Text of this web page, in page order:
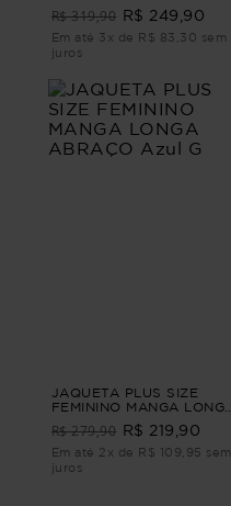
SEVERON Bege M
R$ 319,90 R$ 249,90
Em até 3x de R$ 83,30 sem
juros
JAQUETA PLUS SIZE
FEMININO MANGA LONGA
R$ 279,90 R$ 219,90
Em até 2x de R$ 109,95 sem
juros